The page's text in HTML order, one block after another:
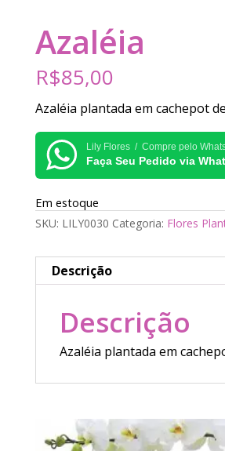
Azaléia
R$85,00
Azaléia plantada em cachepot
Lily Flores / Compre pelo
Faça Seu Pedido via
Em estoque
SKU: LILY0030 Categoria: Flores
Descrição
Descrição
Azaléia plantada em